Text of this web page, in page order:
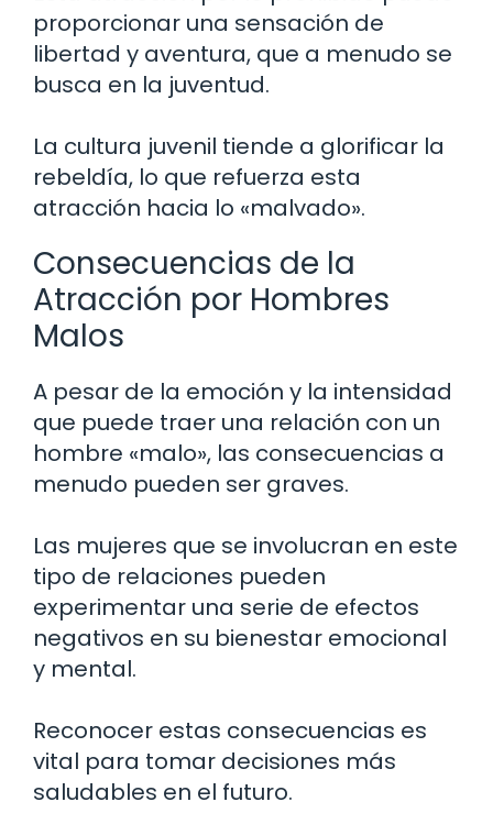
proporcionar una sensación de
libertad y aventura, que a menudo se
busca en la juventud.
La cultura juvenil tiende a glorificar la
rebeldía, lo que refuerza esta
atracción hacia lo «malvado».
Consecuencias de la
Atracción por Hombres
Malos
A pesar de la emoción y la intensidad
que puede traer una relación con un
hombre «malo», las consecuencias a
menudo pueden ser graves.
Las mujeres que se involucran en este
tipo de relaciones pueden
experimentar una serie de efectos
negativos en su bienestar emocional
y mental.
Reconocer estas consecuencias es
vital para tomar decisiones más
saludables en el futuro.